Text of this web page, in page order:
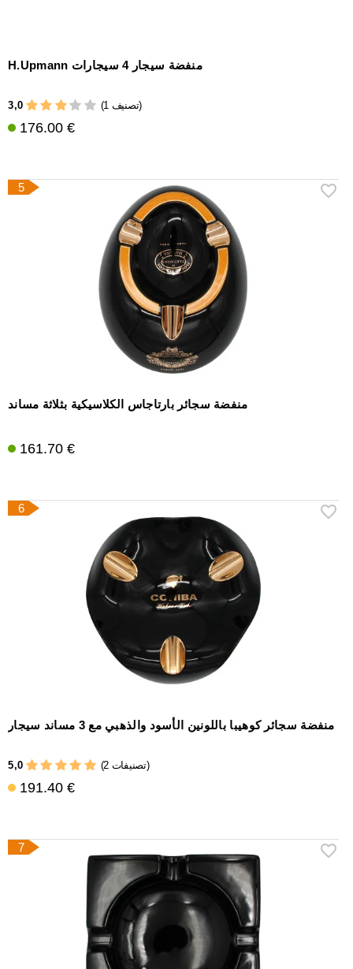
H.Upmann منفضة سيجار 4 سيجارات
3,0 (1 تصنيف)
176.00 €
5
منفضة سجائر بارتاجاس الكلاسيكية بثلاثة مساند
161.70 €
6
منفضة سجائر كوهيبا باللونين الأسود والذهبي مع 3 مساند سيجار
5,0 (2 تصنيفات)
191.40 €
7